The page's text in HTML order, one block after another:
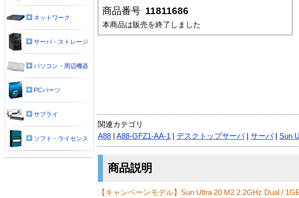
商品番号 11811686
本商品は販売を終了しました
関連カテゴリ
A88
A88-GFZ1-AA-1 デスクトップサーバ| サーバ| Sun
商品説明
【キャンペーンモデル】Sun Ultra 20 M2 2.2GHz Dual /
ネットワーク
サーバ・ストレージ
パソコン・周辺機器
PCパーツ
サプライ
ソフト・ライセンス